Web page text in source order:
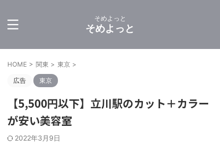
そめよっと
そめよっと
HOME > 関東 > 東京 >
広告 東京
【5,500円以下】立川駅のカット＋カラー
が安い美容室
2022年3月9日